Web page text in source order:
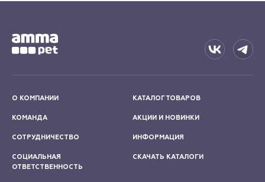
О КОМПАНИИ
КОМАНДА
СОТРУДНИЧЕСТВО
СОЦИАЛЬНАЯ
ОТВЕТСТВЕННОСТЬ
КАТАЛОГ ТОВАРОВ
АКЦИИ И НОВИНКИ
ИНФОРМАЦИЯ
СКАЧАТЬ КАТАЛОГИ